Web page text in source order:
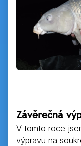
Závěrečná
V tomto roce
výpravu na